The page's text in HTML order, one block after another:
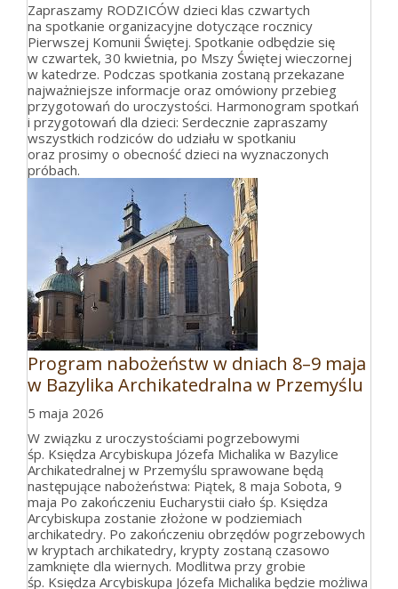
Zapraszamy RODZICÓW dzieci klas czwartych
na spotkanie organizacyjne dotyczące rocznicy
Pierwszej Komunii Świętej. Spotkanie odbędzie się
w czwartek, 30 kwietnia, po Mszy Świętej wieczornej
w katedrze. Podczas spotkania zostaną przekazane
najważniejsze informacje oraz omówiony przebieg
przygotowań do uroczystości. Harmonogram spotkań
i przygotowań dla dzieci: Serdecznie zapraszamy
wszystkich rodziców do udziału w spotkaniu
oraz prosimy o obecność dzieci na wyznaczonych
próbach.
Program nabożeństw w dniach 8–9 maja
w Bazylika Archikatedralna w Przemyślu
5 maja 2026
W związku z uroczystościami pogrzebowymi
śp. Księdza Arcybiskupa Józefa Michalika w Bazylice
Archikatedralnej w Przemyślu sprawowane będą
następujące nabożeństwa: Piątek, 8 maja Sobota, 9
maja Po zakończeniu Eucharystii ciało śp. Księdza
Arcybiskupa zostanie złożone w podziemiach
archikatedry. Po zakończeniu obrzędów pogrzebowych
w kryptach archikatedry, krypty zostaną czasowo
zamknięte dla wiernych. Modlitwa przy grobie
śp. Księdza Arcybiskupa Józefa Michalika będzie możliwa